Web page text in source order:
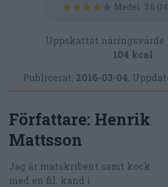
Medel: 3.6 (14
Uppskattat näringsvärde
104 kcal
Publicerat: 2016-03-04,
Författare: Henrik
Mattsson
Jag är matskribent samt kock
med en fil. kand i